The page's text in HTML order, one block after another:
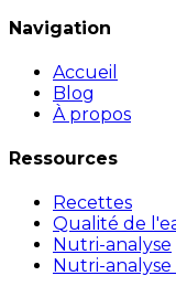
Navigation
Accueil
Blog
À propos
Ressources
Recettes
Qualité de
Nutri-analyse
Nutri-